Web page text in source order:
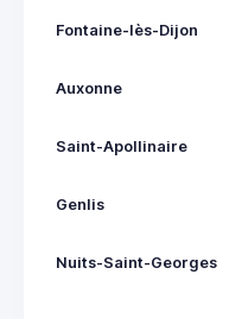
Fontaine-lès-Dijon
Auxonne
Saint-Apollinaire
Genlis
Nuits-Saint-Georges